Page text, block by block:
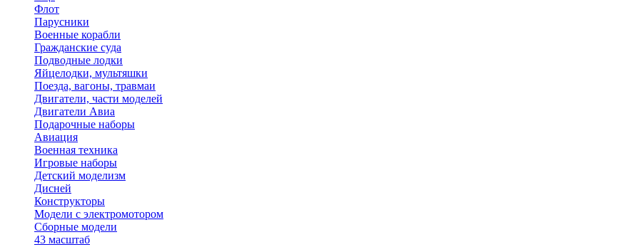
Флот
Парусники
Военные корабли
Гражданские суда
Подводные лодки
Яйцелодки, мультяшки
Поезда, вагоны, травмаи
Двигатели, части моделей
Двигатели Авиа
Подарочные наборы
Авиация
Военная техника
Игровые наборы
Детский моделизм
Дисней
Конструкторы
Модели с электромотором
Сборные модели
43 масштаб